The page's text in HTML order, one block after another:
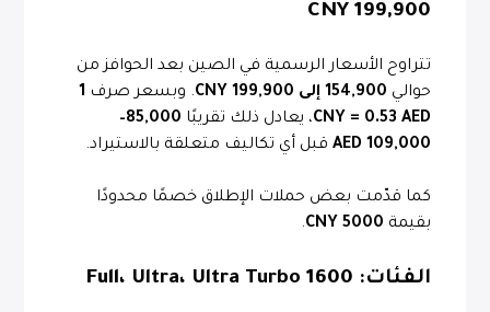
199,900 CNY
تتراوح الأسعار الرسمية في الصين بعد الحوافز من
حوالي 154,900 إلى 199,900 CNY . وبسعر صرف 1
CNY = 0.53 AED، يعادل ذلك تقريبًا
85,000–
109,000 AED
قبل أي تكاليف متعلقة بالاستيراد.
كما قدّمت بعض حملات الإطلاق خصمًا محدودًا
بقيمة 5000 CNY
.
الفئات: 1600 Full ، Ultra، Ultra Turbo